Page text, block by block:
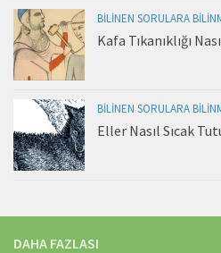
BILINEN SORULARA
Kafa Tıkanıklığı
BILINEN SORULARA
Eller Nasıl Sıcak
DAHA FAZLASI